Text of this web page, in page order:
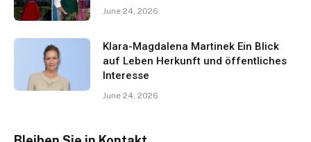
June 24, 2026
Klara-Magdalena Martinek Ein Blick
auf Leben Herkunft und öffentliches
Interesse
June 24, 2026